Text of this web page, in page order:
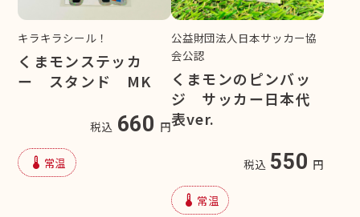
キラキラシール！
くまモンステッカ
ー スタンド MK
税込 660 円
device_thermostat 常温
公益財団法人日本サッカー協
会公認
くまモンのピンバッ
ジ サッカー日本代
表ver.
税込 550 円
device_thermostat 常温